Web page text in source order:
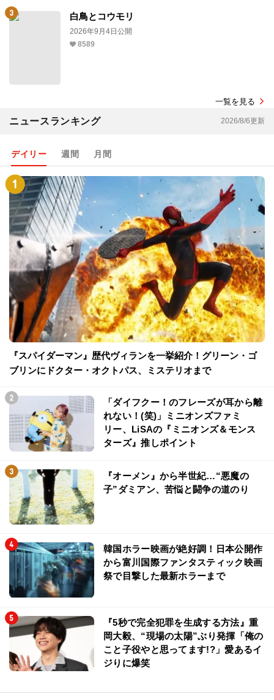
白鳥とコウモリ
2026年9月4日公開
8589
一覧を見る
ニュースランキング 2026/8/6更新
デイリー 週間 月間
『スパイダーマン』歴代ヴィランを一挙紹介！グリーン・ゴ
ブリンにドクター・オクトパス、ミステリオまで
「ダイフクー！のフレーズが耳から離
れない！(笑)」ミニオンズファミ
リー、LiSAの『ミニオンズ＆モンス
ターズ』推しポイント
『オーメン』から半世紀…“悪魔の
子”ダミアン、苦悩と闘争の道のり
韓国ホラー映画が絶好調！日本公開作
から富川国際ファンタスティック映画
祭で目撃した最新ホラーまで
『5秒で完全犯罪を生成する方法』重
岡大毅、“現場の太陽”ぶり発揮「俺の
こと子役やと思ってます!?」愛あるイ
ジりに爆笑